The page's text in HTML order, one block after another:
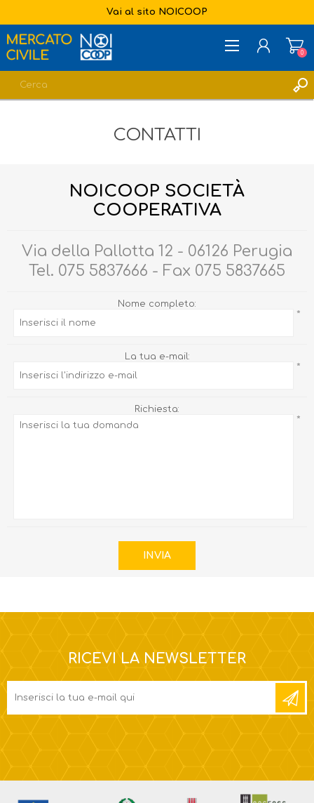
Vai al sito NOICOOP
0
CONTATTI
NOICOOP SOCIETÀ
COOPERATIVA
Via della Pallotta 12 - 06126 Perugia
Tel. 075 5837666 - Fax 075 5837665
Nome completo:
*
La tua e-mail:
*
Richiesta:
*
RICEVI LA NEWSLETTER